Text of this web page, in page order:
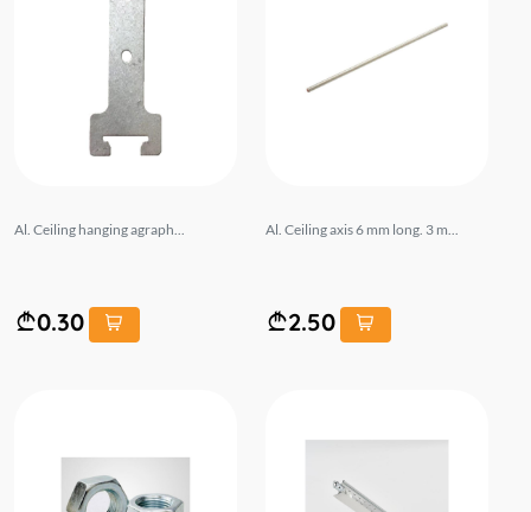
Al. Ceiling hanging agraph...
0.30
Al. Ceiling axis 6 mm long. 3 m...
2.50